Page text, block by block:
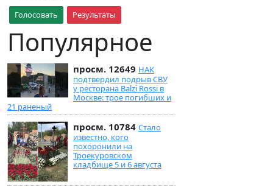
Голосовать Результаты
Популярное
просм. 12649 НАК
подтвердил подрыв СВУ
у ресторана Balzi Rossi в
Москве: трое погибших и
21 раненый
просм. 10784 Стало
известно, кого
похоронили на
Троекуровском
кладбище 5 и 6 августа